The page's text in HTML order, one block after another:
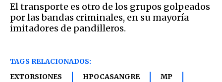
El transporte es otro de los grupos golpeados
por las bandas criminales, en su mayoría
imitadores de pandilleros.
TAGS RELACIONADOS:
EXTORSIONES
HPOCASANGRE
MP